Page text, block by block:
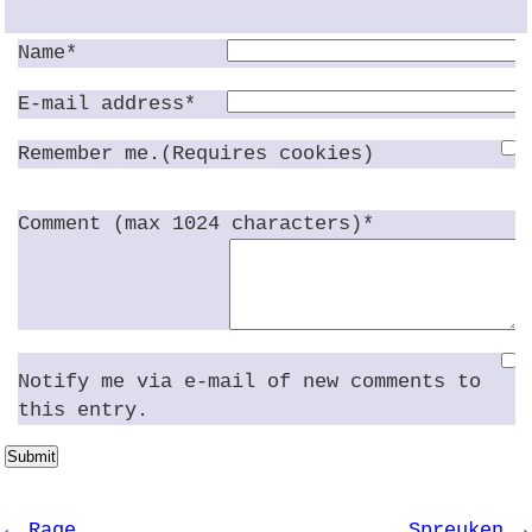
Name*
E-mail address*
Remember me.(Requires cookies)
Comment (max 1024 characters)*
Notify me via e-mail of new comments to
this entry.
Submit